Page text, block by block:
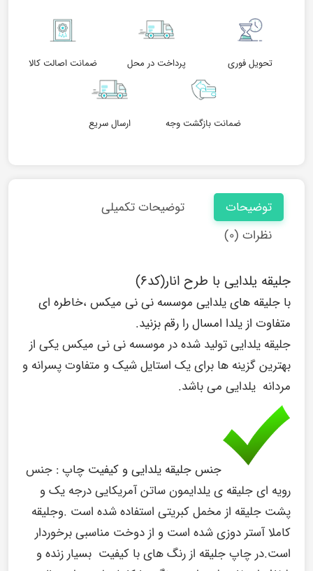
تحویل فوری پرداخت در محل ضمانت اصالت کالا
ضمانت بازگشت وجه ارسال سریع
توضیحات
توضیحات تکمیلی
نظرات (۰)
جلیقه یلدایی با طرح انار(کد۶)
با جلیقه های یلدایی موسسه نی نی میکس ،خاطره ای
متفاوت از یلدا امسال را رقم بزنید.
جلیقه یلدایی تولید شده در موسسه نی نی میکس یکی از
بهترین گزینه ها برای یک استایل شیک و متفاوت پسرانه و
مردانه یلدایی می باشد.
جنس جلیقه یلدایی و کیفیت چاپ : جنس
رویه ای جلیقه ی یلدایمون ساتن آمریکایی درجه یک و
پشت جلیقه از مخمل کبریتی استفاده شده است .وجلیقه
کاملا آستر دوزی شده است و از دوخت مناسبی برخوردار
است.در چاپ جلیقه از رنگ های با کیفیت بسیار زنده و